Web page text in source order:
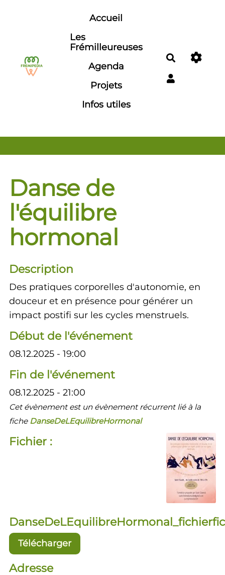
Aller au contenu principal
Accueil
Les
Frémilleureuses
Agenda
Projets
Infos utiles
Rechercher
Danse de
l'équilibre
hormonal
Description
Des pratiques corporelles d'autonomie, en
douceur et en présence pour générer un
impact postifi sur les cycles menstruels.
Début de l'événement
08.12.2025 - 19:00
Fin de l'événement
08.12.2025 - 21:00
Cet évènement est un évènement récurrent lié à la
fiche DanseDeLEquilibreHormonal
Fichier :
Télécharger
Adresse